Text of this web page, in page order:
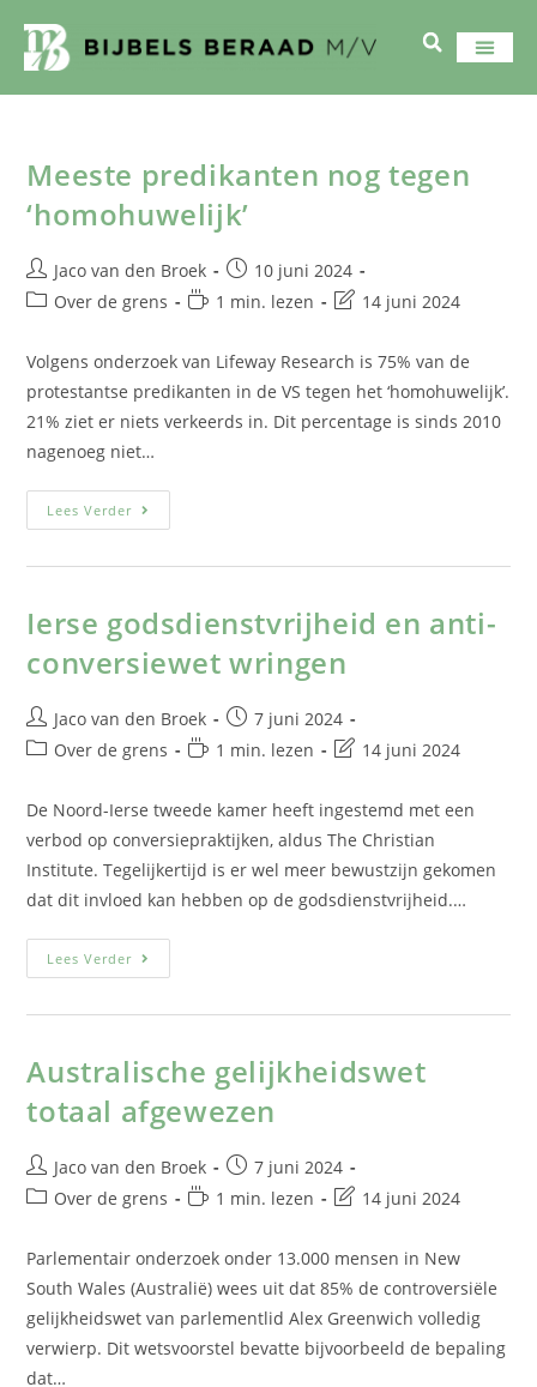
Meeste predikanten nog tegen
‘homohuwelijk’
Jaco van den Broek
10 juni 2024
Over de grens
1 min. lezen 14 juni 2024
Volgens onderzoek van Lifeway Research is 75% van de
protestantse predikanten in de VS tegen het ‘homohuwelijk’.
21% ziet er niets verkeerds in. Dit percentage is sinds 2010
nagenoeg niet…
Lees Verder
Ierse godsdienstvrijheid en anti-
conversiewet wringen
Jaco van den Broek
7 juni 2024
Over de grens
1 min. lezen 14 juni 2024
De Noord-Ierse tweede kamer heeft ingestemd met een
verbod op conversiepraktijken, aldus The Christian
Institute. Tegelijkertijd is er wel meer bewustzijn gekomen
dat dit invloed kan hebben op de godsdienstvrijheid.…
Lees Verder
Australische gelijkheidswet
totaal afgewezen
Jaco van den Broek
7 juni 2024
Over de grens
1 min. lezen 14 juni 2024
Parlementair onderzoek onder 13.000 mensen in New
South Wales (Australië) wees uit dat 85% de controversiële
gelijkheidswet van parlementlid Alex Greenwich volledig
verwierp. Dit wetsvoorstel bevatte bijvoorbeeld de bepaling
dat…